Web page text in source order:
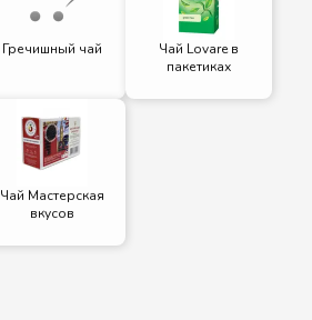
Гречишный чай
Чай Lovare в
пакетиках
Чай Мастерская
вкусов